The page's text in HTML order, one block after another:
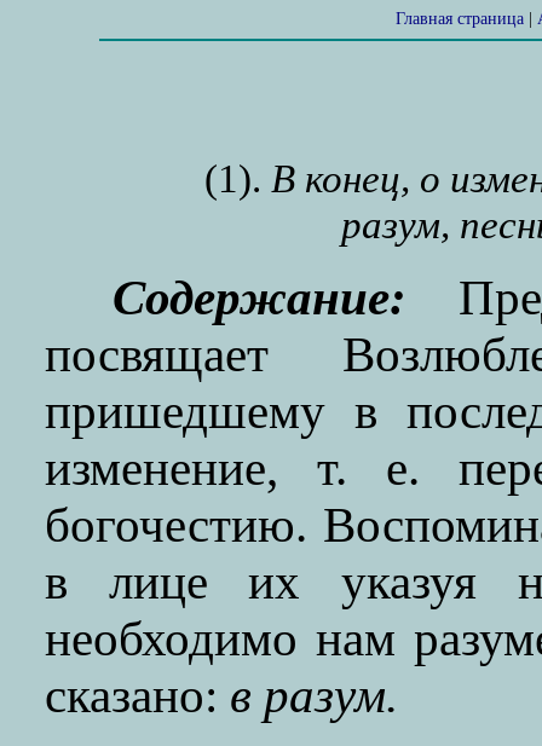
Главная страница|
(1). В конец, о
разум,
Содержaниe:
посвящает
пришедшему в
изменение, т. е.
богочестию.
в лице их указуя
необходимо нам
сказано: в разум.